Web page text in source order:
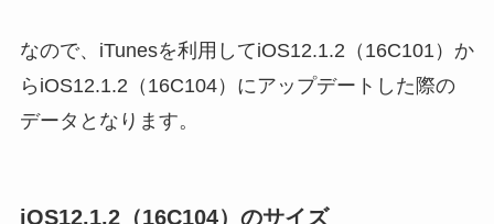
なので、iTunesを利用してiOS12.1.2（16C101）か
らiOS12.1.2（16C104）にアップデートした際の
データとなります。
iOS12.1.2（16C104）のサイズ